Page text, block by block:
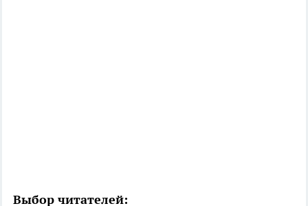
Выбор читателей: